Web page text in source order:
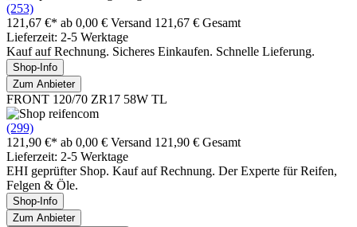
(253)
121,67 €* ab 0,00 € Versand 121,67 € Gesamt
Lieferzeit: 2-5 Werktage
Kauf auf Rechnung. Sicheres Einkaufen. Schnelle Lieferung.
Shop-Info
Zum Anbieter
FRONT 120/70 ZR17 58W TL
(299)
121,90 €* ab 0,00 € Versand 121,90 € Gesamt
Lieferzeit: 2-5 Werktage
EHI geprüfter Shop. Kauf auf Rechnung. Der Experte für Reifen,
Felgen & Öle.
Shop-Info
Zum Anbieter